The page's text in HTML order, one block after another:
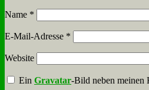
Name *
E-Mail-Adresse *
Website
EinGravatar-Bild neben meinen